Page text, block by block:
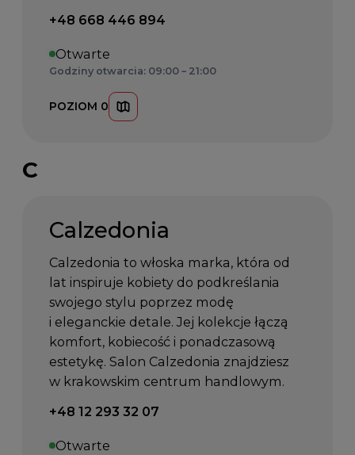
Telefon kontaktowy:
+48 668 446 894
Otwarte
Godziny otwarcia: 09:00 – 21:00
POZIOM 0
C
Calzedonia
Calzedonia to włoska marka, która od
lat inspiruje kobiety do podkreślania
swojego stylu poprzez modę
i eleganckie detale. Jej kolekcje łączą
komfort, kobiecość i ponadczasową
estetykę. Salon Calzedonia znajdziesz
w krakowskim centrum handlowym.
Telefon kontaktowy:
+48 12 293 32 07
Otwarte